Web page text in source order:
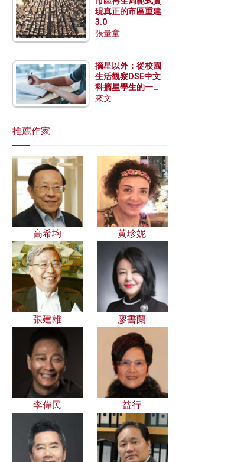
現真正的市區重建
3.0
張量童
摘星以外：從校園
生活觀察DSE中文
科摘星學生的一點
特質
來文
推薦作家
高希均 黃珍妮
張建雄 廖書蘭
李偉民 益行